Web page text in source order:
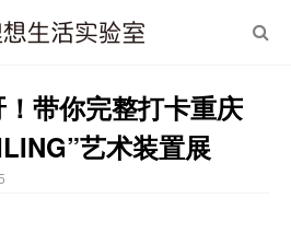
带你完整打卡重庆
艺术装置展